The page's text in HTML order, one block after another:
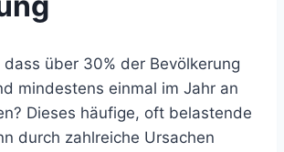
dass über 30% der Bevölkerung
mindestens einmal im Jahr an
Dieses häufige, oft belastende
durch zahlreiche Ursachen